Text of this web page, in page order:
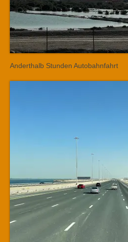
Anderthalb Stunden Autobahnfahrt